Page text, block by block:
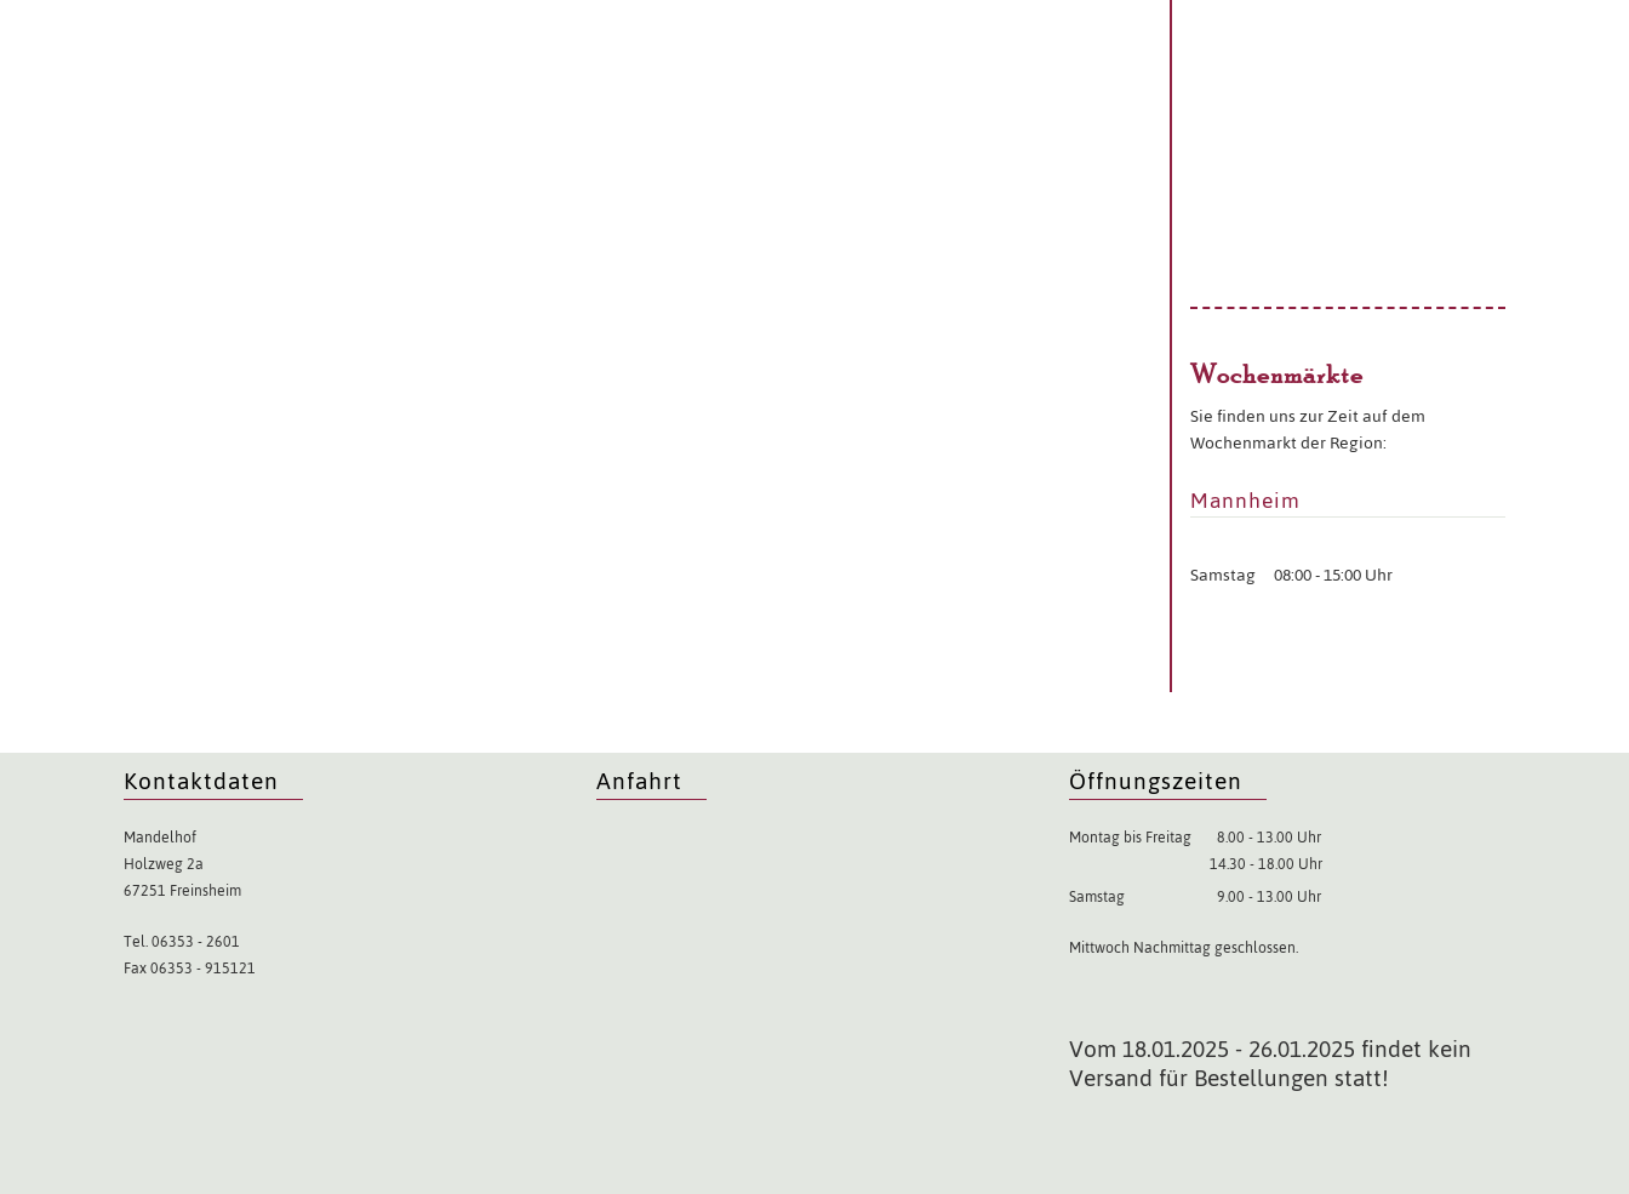
Wochenmärkte
Sie finden uns zur Zeit auf dem
Wochenmarkt der Region:
Mannheim
Samstag 08:00 - 15:00 Uhr
Kontaktdaten
Mandelhof
Holzweg 2a
67251 Freinsheim
Tel. 06353 - 2601
Fax 06353 - 915121
Anfahrt Öffnungszeiten
Montag bis Freitag
8.00 - 13.00 Uhr
14.30 - 18.00 Uhr
Samstag
9.00 - 13.00 Uhr
Mittwoch Nachmittag geschlossen.
Vom 18.01.2025 - 26.01.2025 findet kein
Versand für Bestellungen statt!